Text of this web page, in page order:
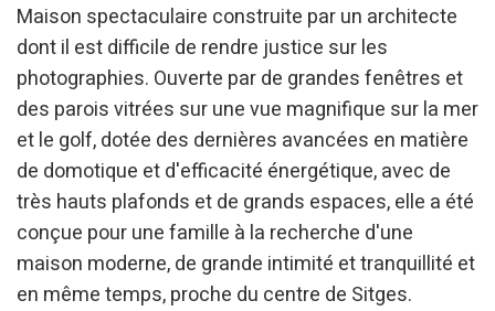
Maison spectaculaire construite par un architecte
dont il est difficile de rendre justice sur les
photographies. Ouverte par de grandes fenêtres et
des parois vitrées sur une vue magnifique sur la mer
et le golf, dotée des dernières avancées en matière
de domotique et d'efficacité énergétique, avec de
très hauts plafonds et de grands espaces, elle a été
conçue pour une famille à la recherche d'une
maison moderne, de grande intimité et tranquillité et
en même temps, proche du centre de Sitges.